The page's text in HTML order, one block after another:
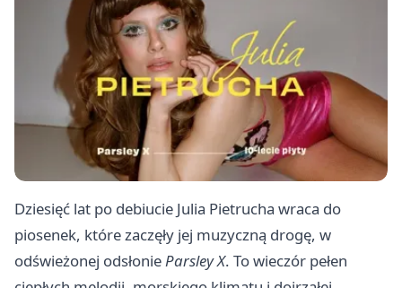
Dziesięć lat po debiucie Julia Pietrucha wraca do
piosenek, które zaczęły jej muzyczną drogę, w
odświeżonej odsłonieParsley X. To wieczór pełen